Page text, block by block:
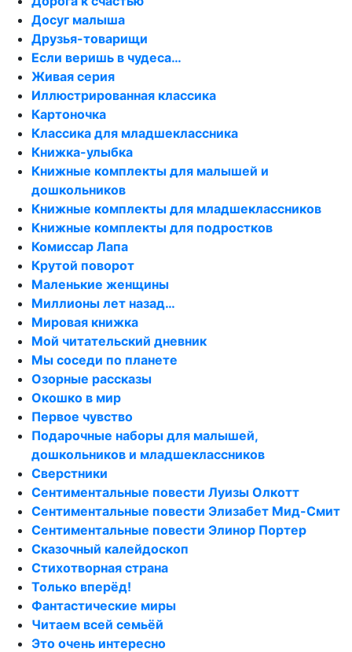
Досуг малыша
Друзья-товарищи
Если веришь в чудеса…
Живая серия
Иллюстрированная классика
Картоночка
Классика для младшеклассника
Книжка-улыбка
Книжные комплекты для малышей и
дошкольников
Книжные комплекты для младшеклассников
Книжные комплекты для подростков
Комиссар Лапа
Крутой поворот
Маленькие женщины
Миллионы лет назад…
Мировая книжка
Мой читательский дневник
Мы соседи по планете
Озорные рассказы
Окошко в мир
Первое чувство
Подарочные наборы для малышей,
дошкольников и младшеклассников
Сверстники
Сентиментальные повести Луизы Олкотт
Сентиментальные повести Элизабет Мид-Смит
Сентиментальные повести Элинор Портер
Сказочный калейдоскоп
Стихотворная страна
Только вперёд!
Фантастические миры
Читаем всей семьёй
Это очень интересно